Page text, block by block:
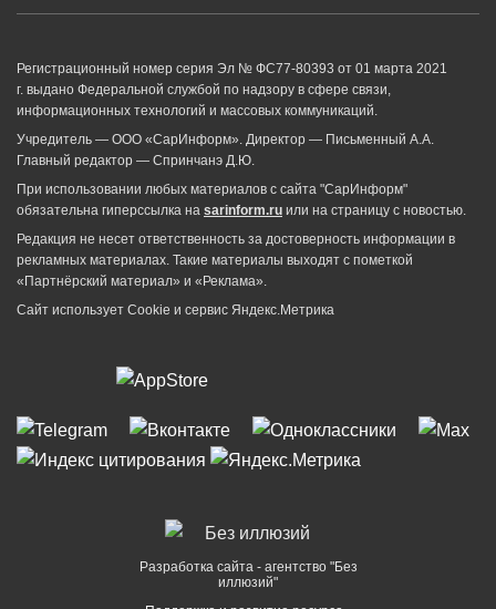
Регистрационный номер серия Эл № ФС77-80393 от 01 марта 2021
г. выдано Федеральной службой по надзору в сфере связи,
информационных технологий и массовых коммуникаций.
Учредитель — ООО «СарИнформ». Директор — Письменный А.А.
Главный редактор — Спринчанэ Д.Ю.
При использовании любых материалов с сайта "СарИнформ"
обязательна гиперссылка на sarinform.ru или на страницу с новостью.
Редакция не несет ответственность за достоверность информации в
рекламных материалах. Такие материалы выходят с пометкой
«Партнёрский материал» и «Реклама».
Сайт использует Cookie и сервиc Яндекс.Метрика
Разработка сайта - агентство "Без
иллюзий"